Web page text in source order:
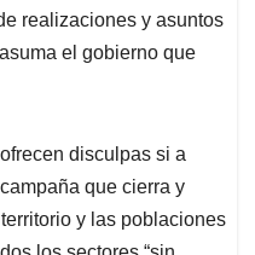
realizaciones y asuntos
el gobierno que
disculpas si a
que cierra y
y las poblaciones